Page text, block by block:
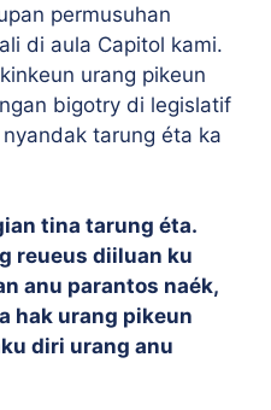
permusuhan
di aula Capitol kami.
urang pikeun
bigotry di legislatif
tarung éta ka
tina tarung éta.
reueus diiluan ku
anu parantos naék,
hak urang pikeun
diri urang anu